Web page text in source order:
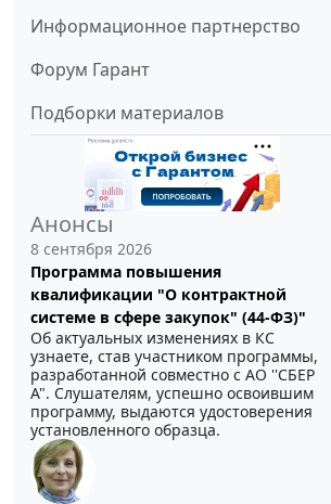
Информационное партнерство
Форум Гарант
Подборки материалов
Анонсы
8 сентября 2026
Программа повышения
квалификации "О контрактной
системе в сфере закупок" (44-ФЗ)"
Об актуальных изменениях в КС
узнаете, став участником программы,
разработанной совместно с АО ''СБЕР
А". Слушателям, успешно освоившим
программу, выдаются удостоверения
установленного образца.